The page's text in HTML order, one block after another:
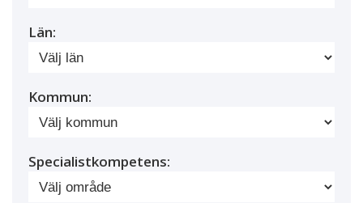
Län:
Kommun:
Specialistkompetens: